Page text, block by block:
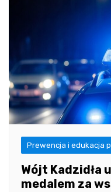
Prewencja i edukacja
Wójt Kadzidła
medalem za